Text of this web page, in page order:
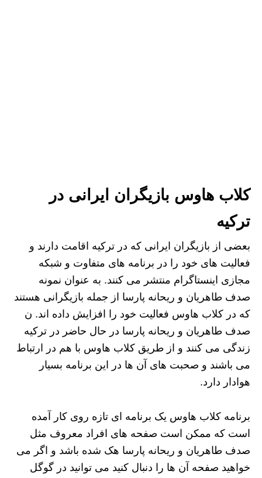
کلاب هاوس بازیگران ایرانی در
ترکیه
بعضی از بازیگران ایرانی که در ترکیه اقامت دارند و
فعالیت های خود را در برنامه های متفاوت و شبکه
مجازی اینستاگرام منتشر می کنند. به عنوان نمونه
صدف طاهریان و ریحانه پارسا از جمله بازیگرانی هستند
که در کلاب هاوس فعالیت خود را افزایش داده اند. ن
صدف طاهریان و ریحانه پارسا در حال حاضر در ترکیه
زندگی می کنند و از طریق کلاب هاوس با هم در ارتباط
می باشند و صحبت های آن ها در این برنامه بسیار
هوادار دارد.
برنامه کلاب هاوس یک برنامه ای تازه روی کار آمده
است که ممکن است صفحه های افراد معروف مثل
صدف طاهریان و ریحانه پارسا هک شده باشد و اگر می
خواهید صفحه آن ها را دنبال کنید می توانید در گوگل